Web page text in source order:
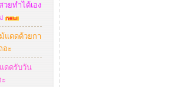
ยทำได้เอง
แดดด้วยกา
อะ
ดดรับวัน